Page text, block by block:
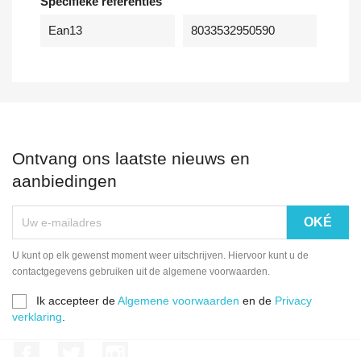
Ean13 8033532950590
Ontvang ons laatste nieuws en
aanbiedingen
U kunt op elk gewenst moment weer uitschrijven. Hiervoor kunt u de
contactgegevens gebruiken uit de algemene voorwaarden.
Ik accepteer deAlgemene voorwaarden en de Privacy
verklaring